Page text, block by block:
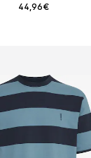
44,96€